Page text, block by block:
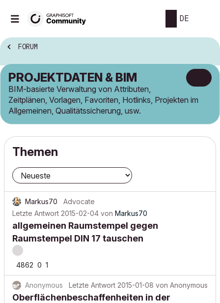
DE
FORUM
PROJEKTDATEN & BIM
BIM-basierte Verwaltung von Attributen,
Zeitplänen, Vorlagen, Favoriten, Hotlinks, Projekten im
Allgemeinen, Qualitätssicherung, usw.
Themen
Markus70
Advocate
Letzte Antwort 2015-02-04 von Markus70
allgemeinen Raumstempel gegen
Raumstempel DIN 17 tauschen
4862 0 1
Anonymous Letzte Antwort 2015-01-08 von Anonymous
Oberflächenbeschaffenheiten in der